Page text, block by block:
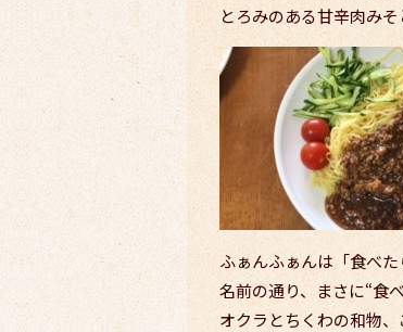
とろみのある甘辛肉み
ふぁんふぁんは「食べ
名前の通り、まさに“食
オクラとちくわの和物